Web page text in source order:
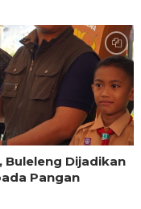
Buleleng Dijadikan
Pangan